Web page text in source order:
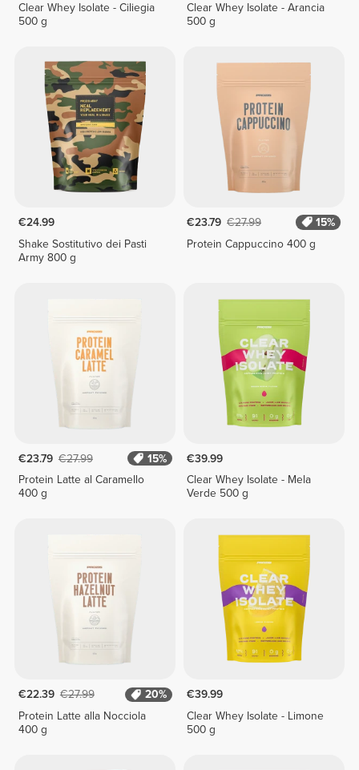
Clear Whey Isolate - Ciliegia
500 g
Clear Whey Isolate - Arancia
500 g
€24.99
Shake Sostitutivo dei Pasti
Army 800 g
€23.79 €27.99
15%
Protein Cappuccino 400 g
€23.79 €27.99
15%
Protein Latte al Caramello
400 g
€39.99
Clear Whey Isolate - Mela
Verde 500 g
€22.39 €27.99
20%
Protein Latte alla Nocciola
400 g
€39.99
Clear Whey Isolate - Limone
500 g